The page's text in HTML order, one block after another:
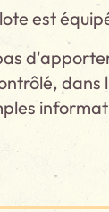
est
dans